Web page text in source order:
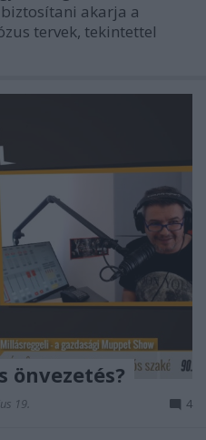
akarja a
tervek, tekintettel
önvezetés?
19. 4